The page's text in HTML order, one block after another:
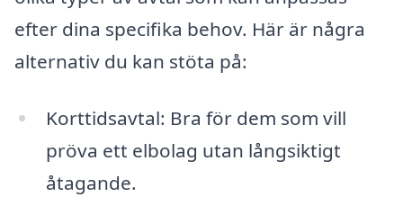
efter dina specifika behov. Här är några
alternativ du kan stöta på:
Korttidsavtal: Bra för dem som vill
pröva ett elbolag utan långsiktigt
åtagande.